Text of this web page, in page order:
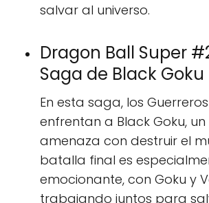
salvar al universo.
Dragon Ball Super
Saga de Black Goku
En esta saga, los
enfrentan a Black Goku,
amenaza con destruir el
batalla final es
emocionante, con Goku y
trabajando juntos para